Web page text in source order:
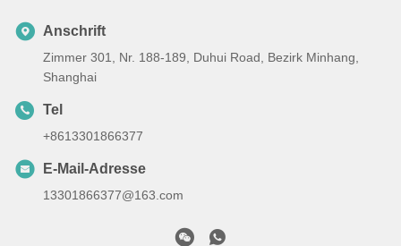
Anschrift
Zimmer 301, Nr. 188-189, Duhui Road, Bezirk Minhang,
Shanghai
Tel
+8613301866377
E-Mail-Adresse
13301866377@163.com